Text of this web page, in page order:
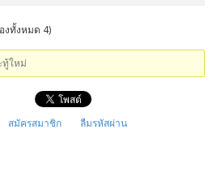
งทั้งหมด 4)
ทู้ใหม่
สมัครสมาชิก ลืมรหัสผ่าน